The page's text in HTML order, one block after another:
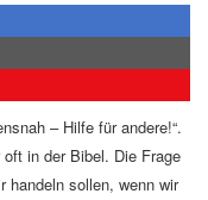
– Hilfe für andere!“.
oft in der Bibel. Die Frage
handeln sollen, wenn wir